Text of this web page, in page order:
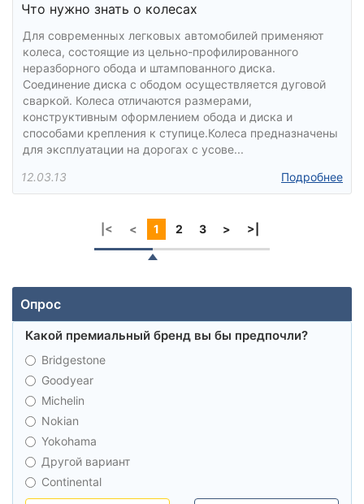
Что нужно знать о колесах
Для современных легковых автомобилей применяют
колеса, состоящие из цельно-профилированного
неразборного обода и штампованного диска.
Соединение диска с ободом осуществляется дуговой
сваркой. Колеса отличаются размерами,
конструктивным оформлением обода и диска и
способами крепления к ступице.Колеса предназначены
для эксплуатации на дорогах с усове...
12.03.13
Подробнее
|< < 1 2 3 > >|
Опрос
Какой премиальный бренд вы бы предпочли?
Bridgestone
Goodyear
Michelin
Nokian
Yokohama
Другой вариант
Continental